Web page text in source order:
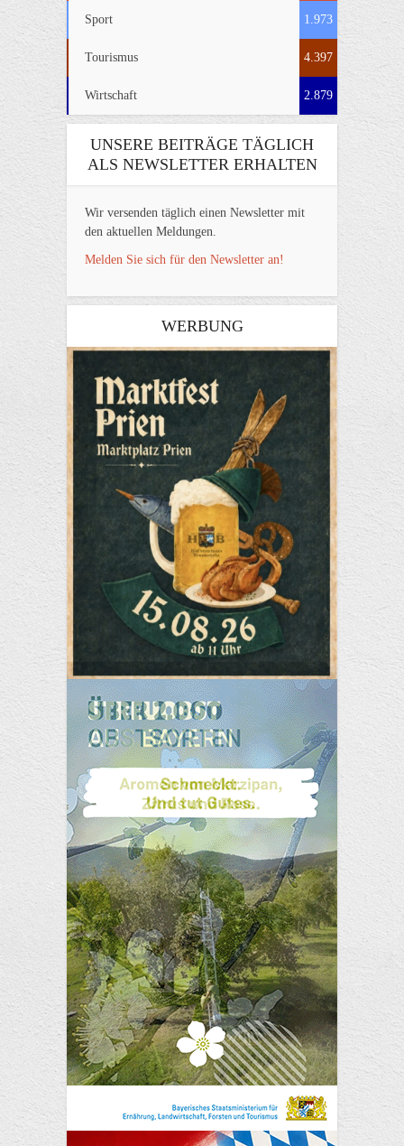
Sport 1.973
Tourismus 4.397
Wirtschaft 2.879
UNSERE BEITRÄGE TÄGLICH
ALS NEWSLETTER ERHALTEN
Wir versenden täglich einen Newsletter mit
den aktuellen Meldungen.
Melden Sie sich für den Newsletter an!
WERBUNG